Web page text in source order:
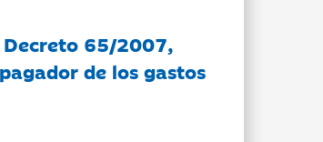
Decreto 65/2007,
de los gastos